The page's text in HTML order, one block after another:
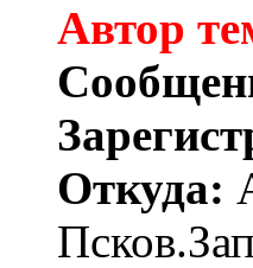
Автор
Откуда: